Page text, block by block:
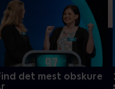
det mest obskure